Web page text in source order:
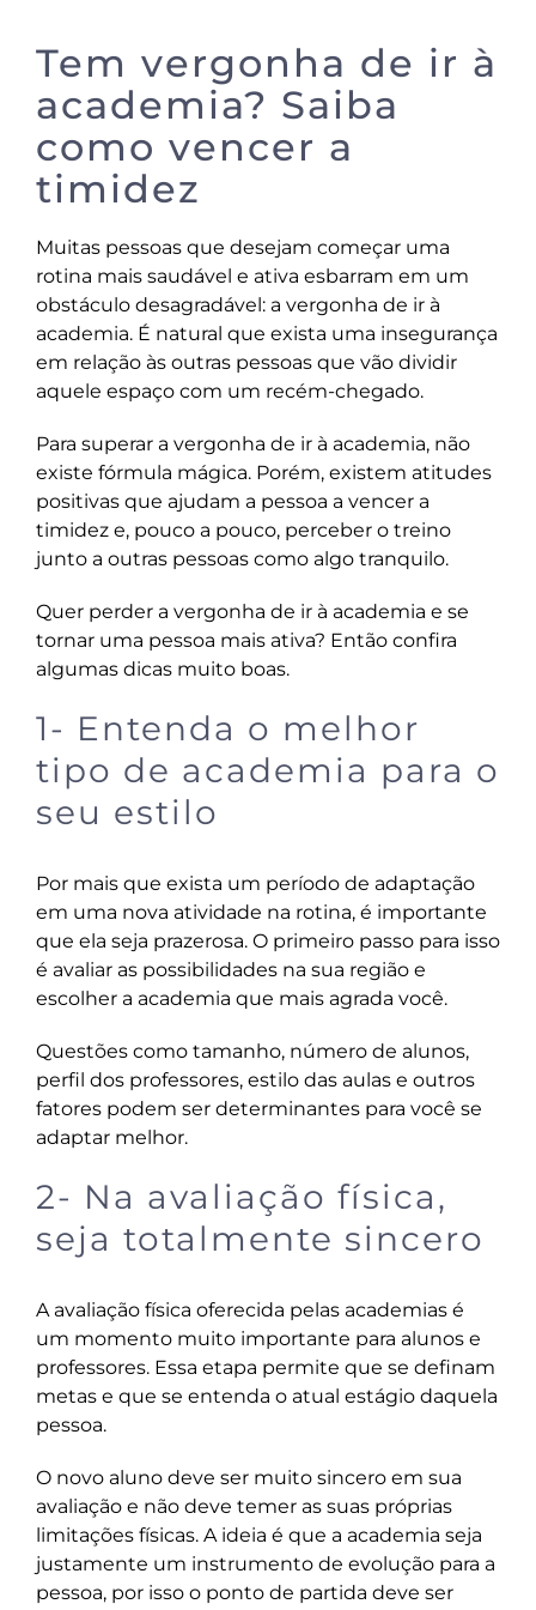
Tem vergonha de ir à
academia? Saiba
como vencer a
timidez
Muitas pessoas que desejam começar uma
rotina mais saudável e ativa esbarram em um
obstáculo desagradável: a vergonha de ir à
academia. É natural que exista uma insegurança
em relação às outras pessoas que vão dividir
aquele espaço com um recém-chegado.
Para superar a vergonha de ir à academia, não
existe fórmula mágica. Porém, existem atitudes
positivas que ajudam a pessoa a vencer a
timidez e, pouco a pouco, perceber o treino
junto a outras pessoas como algo tranquilo.
Quer perder a vergonha de ir à academia e se
tornar uma pessoa mais ativa? Então confira
algumas dicas muito boas.
1- Entenda o melhor
tipo de academia para o
seu estilo
Por mais que exista um período de adaptação
em uma nova atividade na rotina, é importante
que ela seja prazerosa. O primeiro passo para isso
é avaliar as possibilidades na sua região e
escolher a academia que mais agrada você.
Questões como tamanho, número de alunos,
perfil dos professores, estilo das aulas e outros
fatores podem ser determinantes para você se
adaptar melhor.
2- Na avaliação física,
seja totalmente sincero
A avaliação física oferecida pelas academias é
um momento muito importante para alunos e
professores. Essa etapa permite que se definam
metas e que se entenda o atual estágio daquela
pessoa.
O novo aluno deve ser muito sincero em sua
avaliação e não deve temer as suas próprias
limitações físicas. A ideia é que a academia seja
justamente um instrumento de evolução para a
pessoa, por isso o ponto de partida deve ser